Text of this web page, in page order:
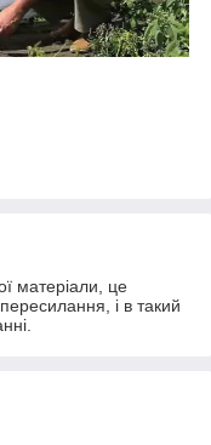
матеріали, це
пересилання, і в такий